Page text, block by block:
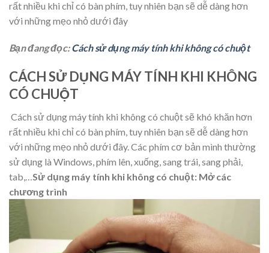
rất nhiều khi chỉ có bàn phím, tuy nhiên bạn sẽ dễ dàng hơn
với những mẹo nhỏ dưới đây
Bạn đang đọc:Cách sử dụng máy tính khi không có chuột
CÁCH SỬ DỤNG MÁY TÍNH KHI KHÔNG
CÓ CHUỘT
Cách sử dụng máy tính khi không có chuột sẽ khó khăn hơn
rất nhiều khi chỉ có bàn phím, tuy nhiên bạn sẽ dễ dàng hơn
với những mẹo nhỏ dưới đây. Các phím cơ bản mình thường
sử dụng là Windows, phím lên, xuống, sang trái, sang phải,
tab,…Sử dụng máy tính khi không có chuột: Mở các
chương trình